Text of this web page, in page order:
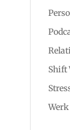
Shift